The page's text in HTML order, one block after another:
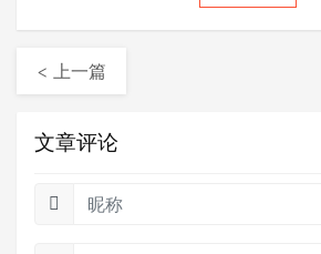
< 上一篇
文章评论